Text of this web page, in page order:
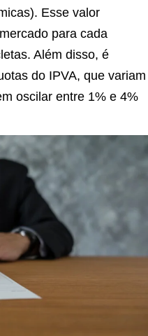
Esse valor
para cada
Além disso, é
do IPVA, que variam
oscilar entre 1% e 4%